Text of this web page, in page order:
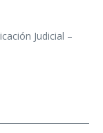
Judicial –